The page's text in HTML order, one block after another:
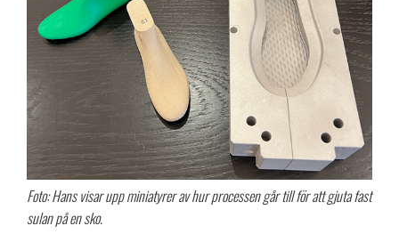
Foto: Hans visar upp miniatyrer av hur processen går till för att gjuta fast
sulan på en sko.